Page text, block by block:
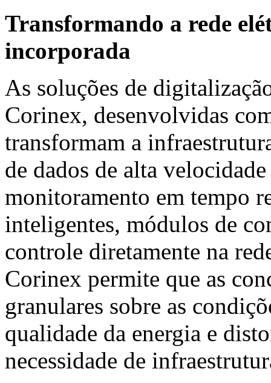
Transformando a rede
incorporada
As soluções de
Corinex, desenvolvidas
transformam a
de dados de alta
monitoramento em tempo
inteligentes, módulos de
controle diretamente na
Corinex permite que as
granulares sobre as
qualidade da energia e
necessidade de